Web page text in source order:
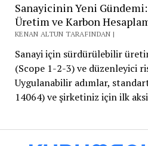
Sanayicinin Yeni
Üretim ve Karbon
KENAN ALTUN TARAFINDAN |
Sanayi için sürdürülebilir
(Scope 1-2-3) ve düzenleyici
Uygulanabilir adımlar,
14064) ve şirketiniz için ilk